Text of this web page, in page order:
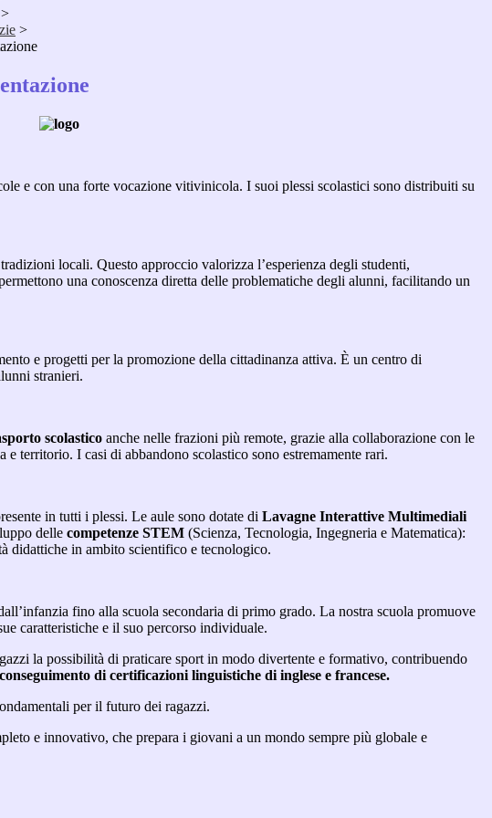
>
>
e con una forte vocazione vitivinicola. I suoi plessi scolastici sono distribuiti su
locali. Questo approccio valorizza l’esperienza degli studenti,
una conoscenza diretta delle problematiche degli alunni, facilitando un
e progetti per la promozione della cittadinanza attiva. È un centro di
stranieri.
scolastico anche nelle frazioni più remote, grazie alla collaborazione con le
territorio. I casi di abbandono scolastico sono estremamente rari.
in tutti i plessi. Le aule sono dotate di Lavagne Interattive Multimediali
delle competenze STEM (Scienza, Tecnologia, Ingegneria e Matematica):
didattiche in ambito scientifico e tecnologico.
fino alla scuola secondaria di primo grado. La nostra scuola promuove
caratteristiche e il suo percorso individuale.
la possibilità di praticare sport in modo divertente e formativo, contribuendo
di certificazioni linguistiche di inglese e francese.
per il futuro dei ragazzi.
e innovativo, che prepara i giovani a un mondo sempre più globale e